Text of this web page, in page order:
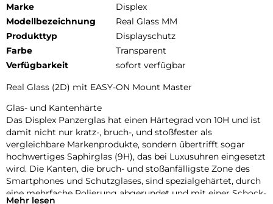
Marke
Displex
Modellbezeichnung
Real Glass MM
Produkttyp
Displayschutz
Farbe
Transparent
Verfügbarkeit
sofort verfügbar
Real Glass (2D) mit EASY-ON Mount Master
Glas- und Kantenhärte
Das Displex Panzerglas hat einen Härtegrad von 10H und ist
damit nicht nur kratz-, bruch-, und stoßfester als
vergleichbare Markenprodukte, sondern übertrifft sogar
hochwertiges Saphirglas (9H), das bei Luxusuhren eingesetzt
wird. Die Kanten, die bruch- und stoßanfälligste Zone des
Smartphones und Schutzglases, sind spezialgehärtet, durch
eine mehrfache Polierung abgerundet und mit einer Schock-
Mehr lesen